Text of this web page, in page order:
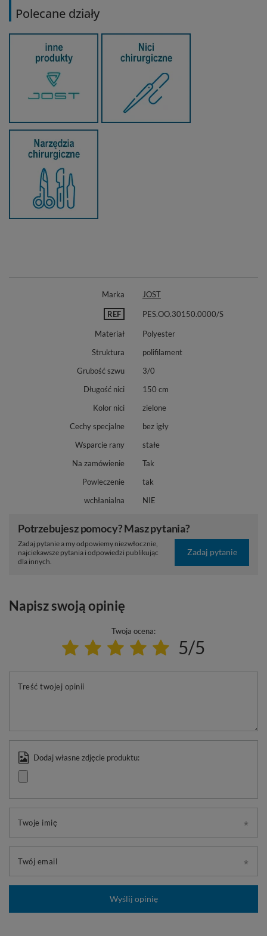
Polecane działy
Marka JOST
REF PES.OO.30150.0000/S
Materiał
Polyester
Struktura
polifilament
Grubość szwu
3/0
Długość nici
150 cm
Kolor nici
zielone
Cechy specjalne
bez igły
Wsparcie rany
stałe
Na zamówienie
Tak
Powleczenie
tak
wchłanialna
NIE
Potrzebujesz pomocy? Masz pytania?
Zadaj pytanie a my odpowiemy niezwłocznie,
najciekawsze pytania i odpowiedzi publikując
dla innych.
Zadaj pytanie
Napisz swoją opinię
Twoja ocena:
5/5
Treść twojej opinii
Dodaj własne zdjęcie produktu:
Twoje imię
Twój email
Wyślij opinię